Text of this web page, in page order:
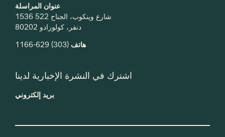
عنوان المراسلة
1536 شارع وينكوب، الجناح 522
دنفر، كولورادو 80202
هاتف (303) 629-1166
اشترك في النشرة الإخبارية لدينا
بريد إلكتروني